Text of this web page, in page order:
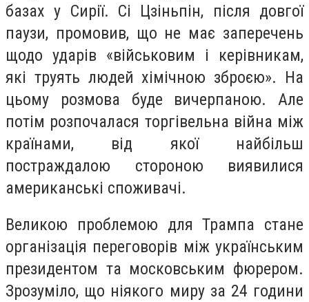
базах у Сирії. Сі Цзіньпін, після довгої
паузи, промовив, що не має заперечень
щодо ударів «військовим і керівникам,
які труять людей хімічною зброєю». На
цьому розмова буде вичерпаною. Але
потім розпочалася торгівельна війна між
країнами, від якої найбільш
постраждалою стороною виявилися
американські споживачі.
Великою проблемою для Трампа стане
організація переговорів між українським
президентом та московським фюрером.
Зрозуміло, що ніякого миру за 24 години